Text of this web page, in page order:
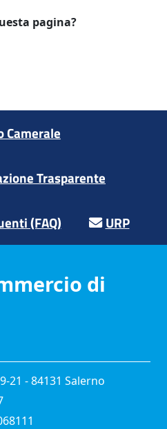
pagina?
Camerale
Trasparente
(FAQ) URP
di
21 - 84131 Salerno